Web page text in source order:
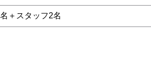
＋スタッフ2名